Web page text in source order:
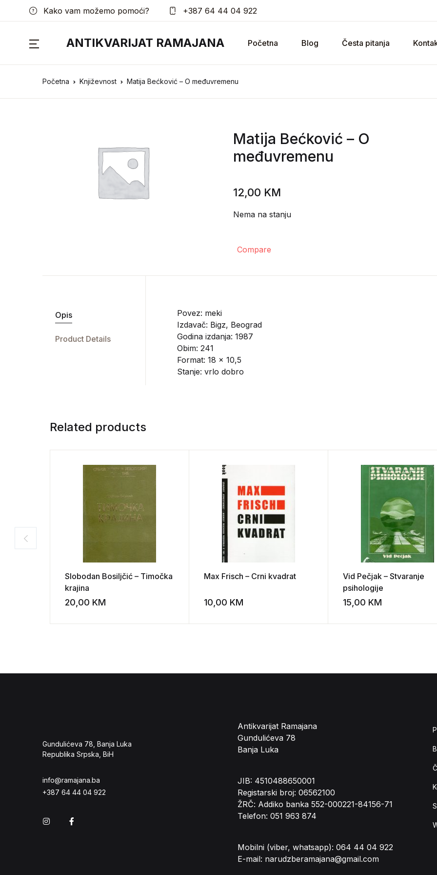
Kako vam možemo pomoći? +387 64 44 04 922
ANTIKVARIJAT RAMAJANA Početna Blog Česta pitanja
Početna Književnost Matija Bećković – O međuvremenu
Matija Bećković – O
međuvremenu
12,00 KM
Nema na stanju
Compare
Opis
Product Details
Povez: meki
Izdavač: Bigz, Beograd
Godina izdanja: 1987
Obim: 241
Format: 18 x 10,5
Stanje: vrlo dobro
Related products
Slobodan Bosiljčić – Timočka
krajina
20,00 KM Add to wishlist
Max Frisch – Crni kvadrat
10,00 KM Add to wishlist
Vid Pečjak – Stvaranje
psihologije
15,00 KM
Gundulićeva 78, Banja Luka
Republika Srpska, BiH
info@ramajana.ba
+387 64 44 04 922
Instagram
Antikvarijat Ramajana
Gundulićeva 78
Banja Luka
JIB: 4510488650001
Registarski broj: 06562100
ŽRČ: Addiko banka 552-000221-84156-71
Telefon: 051 963 874
Mobilni (viber, whatsapp): 064 44 04 922
E-mail: narudzberamajana@gmail.com